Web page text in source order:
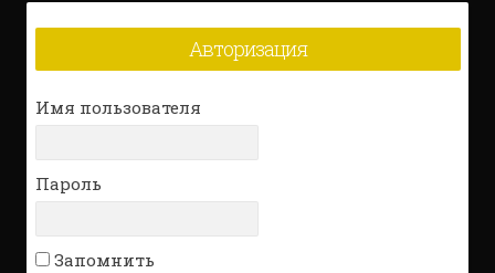
Авторизация
Имя пользователя
Пароль
Запомнить